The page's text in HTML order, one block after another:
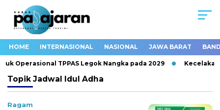
HOME INTERNASIONAL NASIONAL JAWA BARAT
Operasional TPPAS Legok Nangka pada 2029
Topik Jadwal Idul Adha
Ragam